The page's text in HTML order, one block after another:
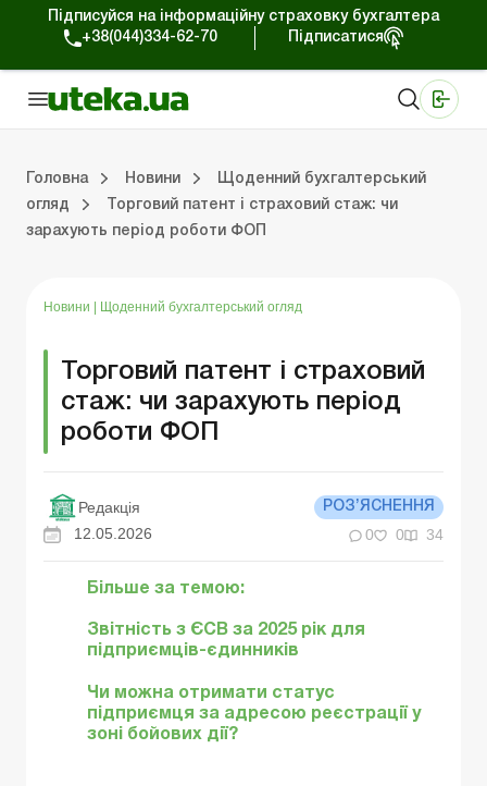
Підписуйся на інформаційну страховку бухгалтера
+38(044)334-62-70
Підписатися
Головна Новини
Щоденний бухгалтерський
огляд
Торговий патент і страховий стаж: чи
зарахують період роботи ФОП
Новини Щоденний бухгалтерський огляд
Торговий патент і страховий
стаж: чи зарахують період
роботи ФОП
Редакція РОЗ’ЯСНЕННЯ
12.05.2026 0 0 34
Більше за темою:
Звітність з ЄСВ за 2025 рік для
підприємців-єдинників
Чи можна отримати статус
підприємця за адресою реєстрації у
зоні бойових дії?